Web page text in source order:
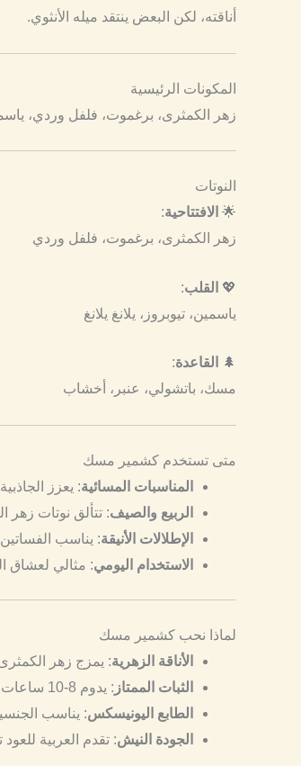
أناقته، لكن البعض ينتقد ميله الأنثوي.
المكونات الرئيسية
زهر الكمثرى، برغموت، فلفل وردي،
النوتات
🌟 الافتتاحية:
زهر الكمثرى، برغموت، فلفل وردي
💖 القلب:
ياسمين، تيوبروز، يلانغ يلانغ
🌲 القاعدة:
مسك، باتشولي، عنبر، أخشاب
متى تستخدم كشمير مسك
المناسبات المسائية: يعزز
الربيع والصيف: تتألق نوتات
الإطلالات الأنيقة: يناسب الفساتين
الاستخدام اليومي: مثالي لعشاق
لماذا نحب كشمير مسك
الأناقة الزهرية: يمزج زهر
الثبات الممتاز : يدوم 8-10 ساعات، فيترك أثرًا ساحرًا.
الطابع اليونيسكس: يناسب
الجودة النيش: تقدم العربية